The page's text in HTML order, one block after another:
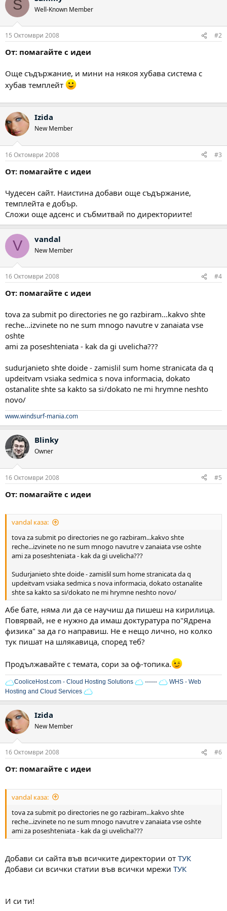
S Well-Known Member
15 Октомври 2008 #2
От: помагайте с идеи
Още съдържание, и мини на някоя хубава система с
хубав темплейт
Izida
New Member
16 Октомври 2008 #3
От: помагайте с идеи
Чудесен сайт. Наистина добави още съдържание,
темплейта е добър.
Сложи още адсенс и събмитвай по директориите!
V vandal
New Member
16 Октомври 2008 #4
От: помагайте с идеи
tova za submit po directories ne go razbiram...kakvo shte
reche...izvinete no ne sum mnogo navutre v zanaiata vse
oshte
ami za poseshteniata - kak da gi uvelicha???
sudurjanieto shte doide - zamislil sum home stranicata da q
updeitvam vsiaka sedmica s nova informacia, dokato
ostanalite shte sa kakto sa si/dokato ne mi hrymne neshto
novo/
www.windsurf-mania.com
Blinky
Owner
16 Октомври 2008 #5
От: помагайте с идеи
vandal каза:
tova za submit po directories ne go razbiram...kakvo shte
reche...izvinete no ne sum mnogo navutre v zanaiata vse oshte
ami za poseshteniata - kak da gi uvelicha???
Sudurjanieto shte doide - zamislil sum home stranicata da q
updeitvam vsiaka sedmica s nova informacia, dokato ostanalite
shte sa kakto sa si/dokato ne mi hrymne neshto novo/
Абе бате, няма ли да се научиш да пишеш на кирилица.
Повярвай, не е нужно да имаш доктуратура по"Ядрена
физика" за да го направиш. Не е нещо лично, но колко
тук пишат на шлякавица, според теб?
Продължавайте с темата, сори за оф-топика.
CooliceHost.com - Cloud Hosting Solutions ------
WHS - Web
Hosting and Cloud Services
Izida
New Member
16 Октомври 2008 #6
От: помагайте с идеи
vandal каза:
tova za submit po directories ne go razbiram...kakvo shte
reche...izvinete no ne sum mnogo navutre v zanaiata vse oshte
ami za poseshteniata - kak da gi uvelicha???
Добави си сайта във всичките директории от ТУК
Добави си всички статии във всички мрежи ТУК
И си ти!